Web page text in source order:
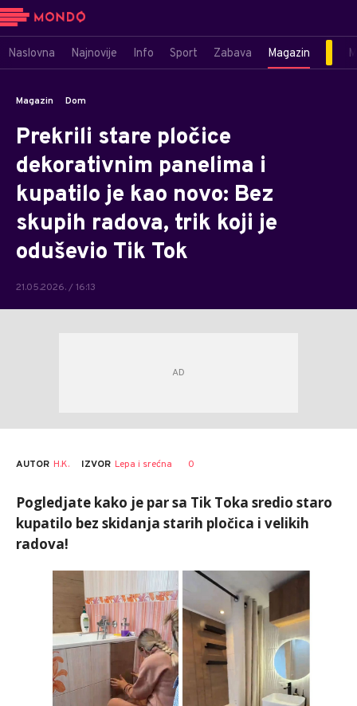
Naslovna Najnovije Info Sport Zabava Magazin
Magazin Dom
Prekrili stare pločice
dekorativnim panelima i
kupatilo je kao novo: Bez
skupih radova, trik koji je
oduševio Tik Tok
21.05.2026. / 16:13
AUTOR H.K. IZVOR Lepa i srećna 0
Pogledjate kako je par sa Tik Toka sredio staro
kupatilo bez skidanja starih pločica i velikih
radova!